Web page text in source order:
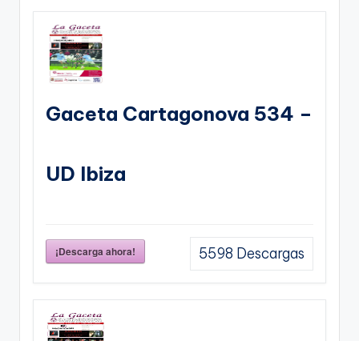
Gaceta Cartagonova 534 –
UD Ibiza
¡Descarga ahora! 5598 Descargas